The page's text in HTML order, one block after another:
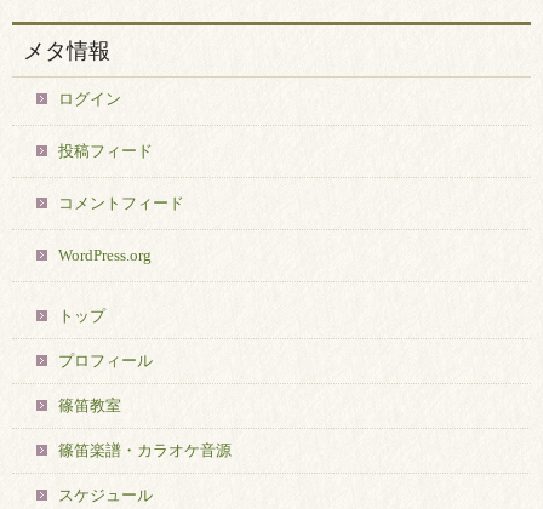
メタ情報
ログイン
投稿フィード
コメントフィード
WordPress.org
トップ
プロフィール
篠笛教室
篠笛楽譜・カラオケ音源
スケジュール